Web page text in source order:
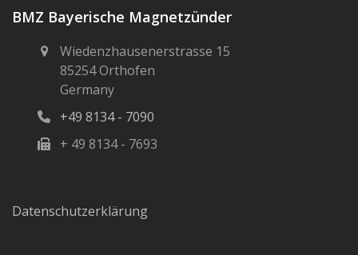
BMZ Bayerische Magnetzünder
Wiedenzhausenerstrasse 15
85254 Orthofen
Germany
+49 8134 - 7090
+ 49 8134 - 7693
Datenschutzerklärung